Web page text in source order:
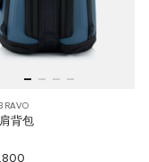
背包